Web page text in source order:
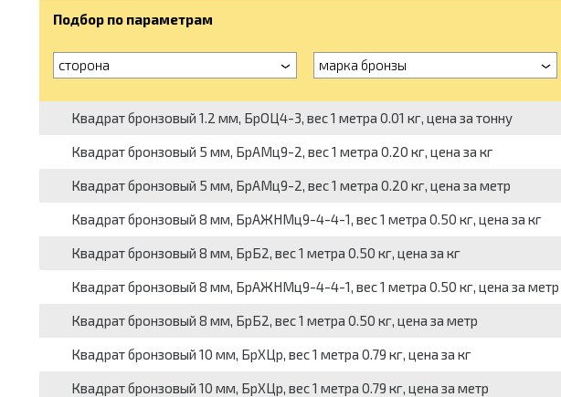
Подбор по параметрам
сторона марка бронзы
Квадрат бронзовый 1.2 мм, БрОЦ4-3, вес 1 метра 0.01 кг, цена за тонну
Квадрат бронзовый 5 мм, БрАМц9-2, вес 1 метра 0.20 кг, цена за кг
Квадрат бронзовый 5 мм, БрАМц9-2, вес 1 метра 0.20 кг, цена за метр
Квадрат бронзовый 8 мм, БрАЖНМц9-4-4-1, вес 1 метра 0.50 кг, цена за кг
Квадрат бронзовый 8 мм, БрБ2, вес 1 метра 0.50 кг, цена за кг
Квадрат бронзовый 8 мм, БрАЖНМц9-4-4-1, вес 1 метра 0.50 кг, цена за метр
Квадрат бронзовый 8 мм, БрБ2, вес 1 метра 0.50 кг, цена за метр
Квадрат бронзовый 10 мм, БрХЦр, вес 1 метра 0.79 кг, цена за кг
Квадрат бронзовый 10 мм, БрХЦр, вес 1 метра 0.79 кг, цена за метр